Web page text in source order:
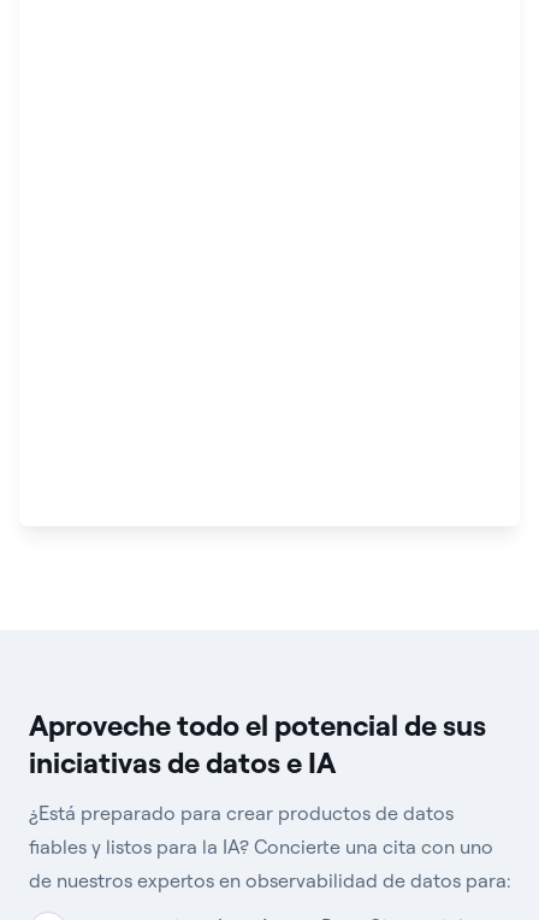
Aproveche todo el potencial de sus
iniciativas de datos e IA
¿Está preparado para crear productos de datos
fiables y listos para la IA? Concierte una cita con uno
de nuestros expertos en observabilidad de datos para: